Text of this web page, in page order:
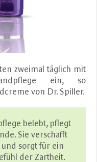
zweimal täglich mit
ein, so
von Dr. Spiller.
belebt, pflegt
Sie verschafft
sorgt für ein
der Zartheit.